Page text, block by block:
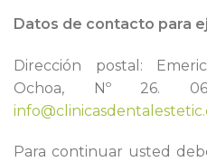
Datos de contacto para
Dirección postal:
Ochoa, Nº 26.
Para continuar usted